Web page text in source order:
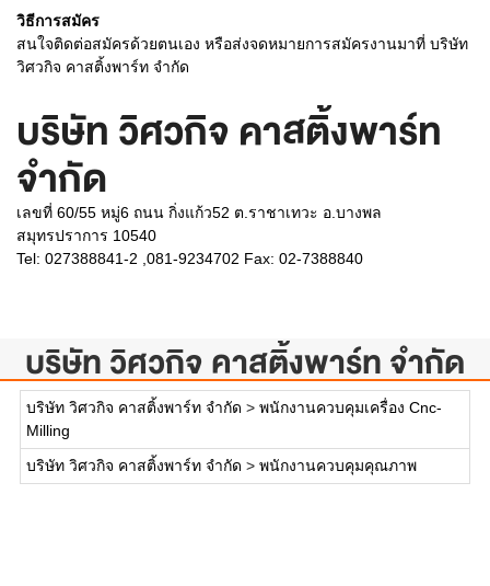
วิธีการสมัคร
สนใจติดต่อสมัครด้วยตนเอง หรือส่งจดหมายการสมัครงานมาที่ บริษัท
วิศวกิจ คาสติ้งพาร์ท จำกัด
บริษัท วิศวกิจ คาสติ้งพาร์ท
จำกัด
เลขที่ 60/55 หมู่6 ถนน กิ่งแก้ว52 ต.ราชาเทวะ อ.บางพล
สมุทรปราการ 10540
Tel: 027388841-2 ,081-9234702 Fax: 02-7388840
บริษัท วิศวกิจ คาสติ้งพาร์ท จำกัด
บริษัท วิศวกิจ คาสติ้งพาร์ท จำกัด > พนักงานควบคุมเครื่อง Cnc-
Milling
บริษัท วิศวกิจ คาสติ้งพาร์ท จำกัด > พนักงานควบคุมคุณภาพ